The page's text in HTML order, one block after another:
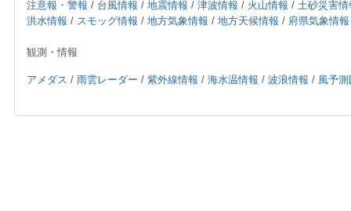
注意報・警報 / 台風情報 / 地震情報 / 津波情報 / 火山情報 / 土砂災害情
洪水情報 / スモッグ情報 / 地方気象情報 / 地方天候情報 / 府県気象情報
観測・情報
アメダス / 雨雲レーダー / 紫外線情報 / 海水温情報 / 波浪情報 / 風予測